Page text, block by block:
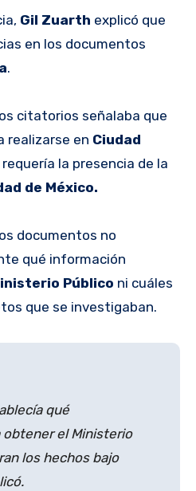
Gil Zuarth explicó que
en los documentos
.
citatorios señalaba que
realizarse en Ciudad
la presencia de la
de México.
documentos no
qué información
Público ni cuáles
que se investigaban.
qué
el Ministerio
los hechos bajo